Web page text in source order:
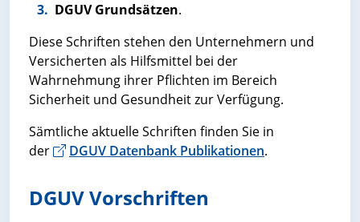
DGUV Grundsätzen.
Diese Schriften stehen den Unternehmern und
Versicherten als Hilfsmittel bei der
Wahrnehmung ihrer Pflichten im Bereich
Sicherheit und Gesundheit zur Verfügung.
Sämtliche aktuelle Schriften finden Sie in
der
DGUV Datenbank Publikationen.
DGUV Vorschriften